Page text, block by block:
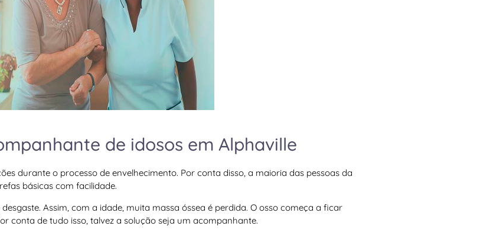
de idosos em Alphaville
durante o processo de envelhecimento. Por conta disso, a maioria das pessoas da
básicas com facilidade.
Assim, com a idade, muita massa óssea é perdida. O osso começa a ficar
conta de tudo isso, talvez a solução seja um acompanhante.